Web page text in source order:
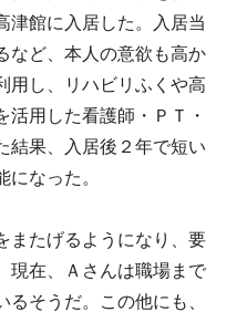
津館に入居した。入居当
など、本人の意欲も高か
用し、リハビリふくや高
用した看護師・ＰＴ・
結果、入居後２年で短い
なった。
たげるようになり、要
現在、Ａさんは職場まで
るそうだ。この他にも、